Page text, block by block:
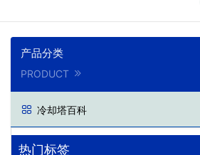
产品分类
PRODUCT
冷却塔百科
热门标签